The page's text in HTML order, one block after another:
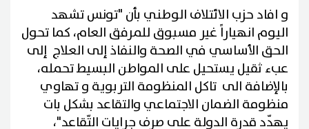
و افاد حزب الائتلاف الوطني بأن "تونس تشهد
اليوم انهياراً غير مسبوق للمرفق العام، كما تحول
الحق الأساسي في الصحة والنفاذ إلى العلاج إلى
عبء ثقيل يستحيل على المواطن البسيط تحمله،
بالإضافة الى تاكل المنظومة التربوية و تهاوي
منظومة الضمان الاجتماعي والتقاعد بشكل بات
يهدّد قدرة الدولة على صرف جرايات التّقاعد"،